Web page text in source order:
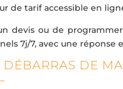
de tarif accessible en
devis ou de
7j/7, avec une
DÉBARRAS DE